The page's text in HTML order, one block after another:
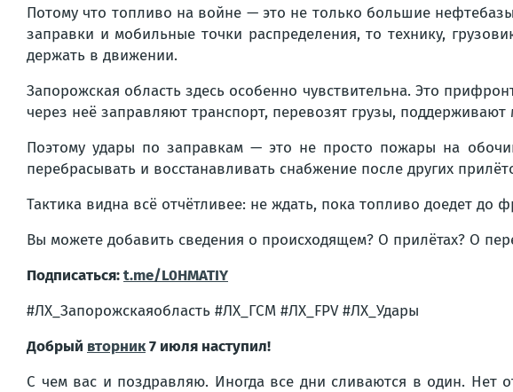
Потому что топливо на войне — это не только большие
заправки и мобильные точки распределения, то технику,
держать в движении.
Запорожская область здесь особенно чувствительна. Это
через неё заправляют транспорт, перевозят грузы,
Поэтому удары по заправкам — это не просто пожары на
перебрасывать и восстанавливать снабжение после других
Тактика видна всё отчётливее: не ждать, пока топливо доедет до
Вы можете добавить сведения о происходящем? О прилётах? О
Подписаться:t.me/L0HMATIY
#ЛХ_Запорожскаяобласть #ЛХ_ГСМ #ЛХ_FPV #ЛХ_Удары
Добрый вторник7 июля наступил!
С чем вас и поздравляю. Иногда все дни сливаются в один. Нет